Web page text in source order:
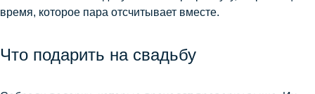
время, которое пара отсчитывает вместе.
Что подарить на свадьбу